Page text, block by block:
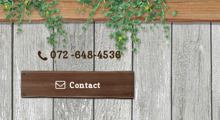
072 -648-4536
Contact